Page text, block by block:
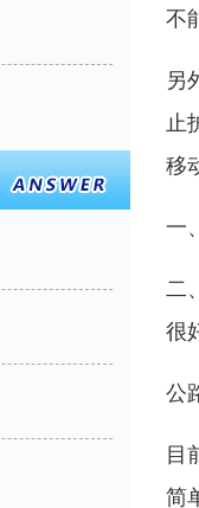
不
另
止
移
一
二
很
公
目
简